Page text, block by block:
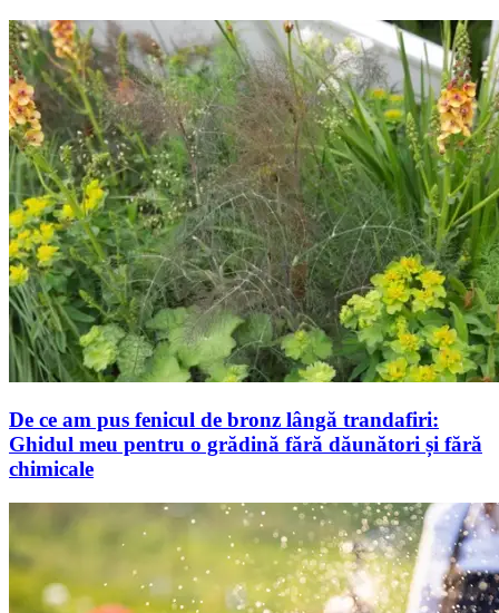
De ce am pus fenicul de bronz lângă trandafiri:
Ghidul meu pentru o grădină fără dăunători și fără
chimicale